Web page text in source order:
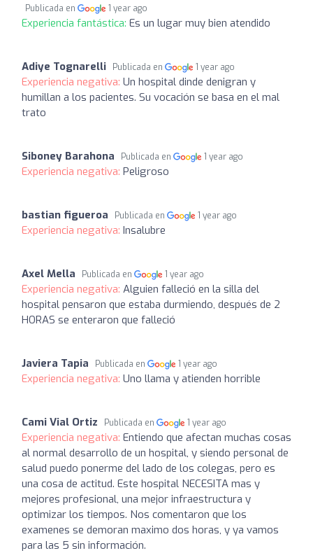
Publicada en 1 year ago
Experiencia fantástica: Es un lugar muy bien atendido
Adiye Tognarelli Publicada en 1 year ago
Experiencia negativa: Un hospital dinde denigran y
humillan a los pacientes. Su vocación se basa en el mal
trato
Siboney Barahona Publicada en 1 year ago
Experiencia negativa: Peligroso
bastian figueroa Publicada en 1 year ago
Experiencia negativa: Insalubre
Axel Mella Publicada en 1 year ago
Experiencia negativa: Alguien falleció en la silla del
hospital pensaron que estaba durmiendo, después de 2
HORAS se enteraron que falleció
Javiera Tapia Publicada en 1 year ago
Experiencia negativa: Uno llama y atienden horrible
Cami Vial Ortiz Publicada en 1 year ago
Experiencia negativa: Entiendo que afectan muchas cosas
al normal desarrollo de un hospital, y siendo personal de
salud puedo ponerme del lado de los colegas, pero es
una cosa de actitud. Este hospital NECESITA mas y
mejores profesional, una mejor infraestructura y
optimizar los tiempos. Nos comentaron que los
examenes se demoran maximo dos horas, y ya vamos
para las 5 sin información.